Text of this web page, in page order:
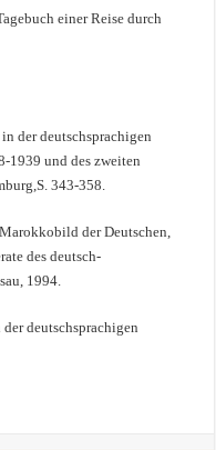
einer Reise durch
der deutschsprachigen
1939 und des zweiten
343-358.
der Deutschen,
des deutsch-
1994.
deutschsprachigen